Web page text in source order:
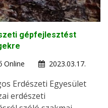
gépfejlesztést
Online
2023.03.17.
Erdészeti Egyesület
erdészeti